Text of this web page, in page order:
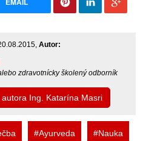
Autor:
zdravotnícky školený odborník
Ing. Katarína Masri
#Ayurveda #Nauka